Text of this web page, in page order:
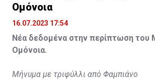
Ομόνοια
16.07.2023 17:54
Νέα δεδομένα στην περίπτωση του
Ομόνοια.
Μήνυμα με τριφύλλι από Φαμπιάνο